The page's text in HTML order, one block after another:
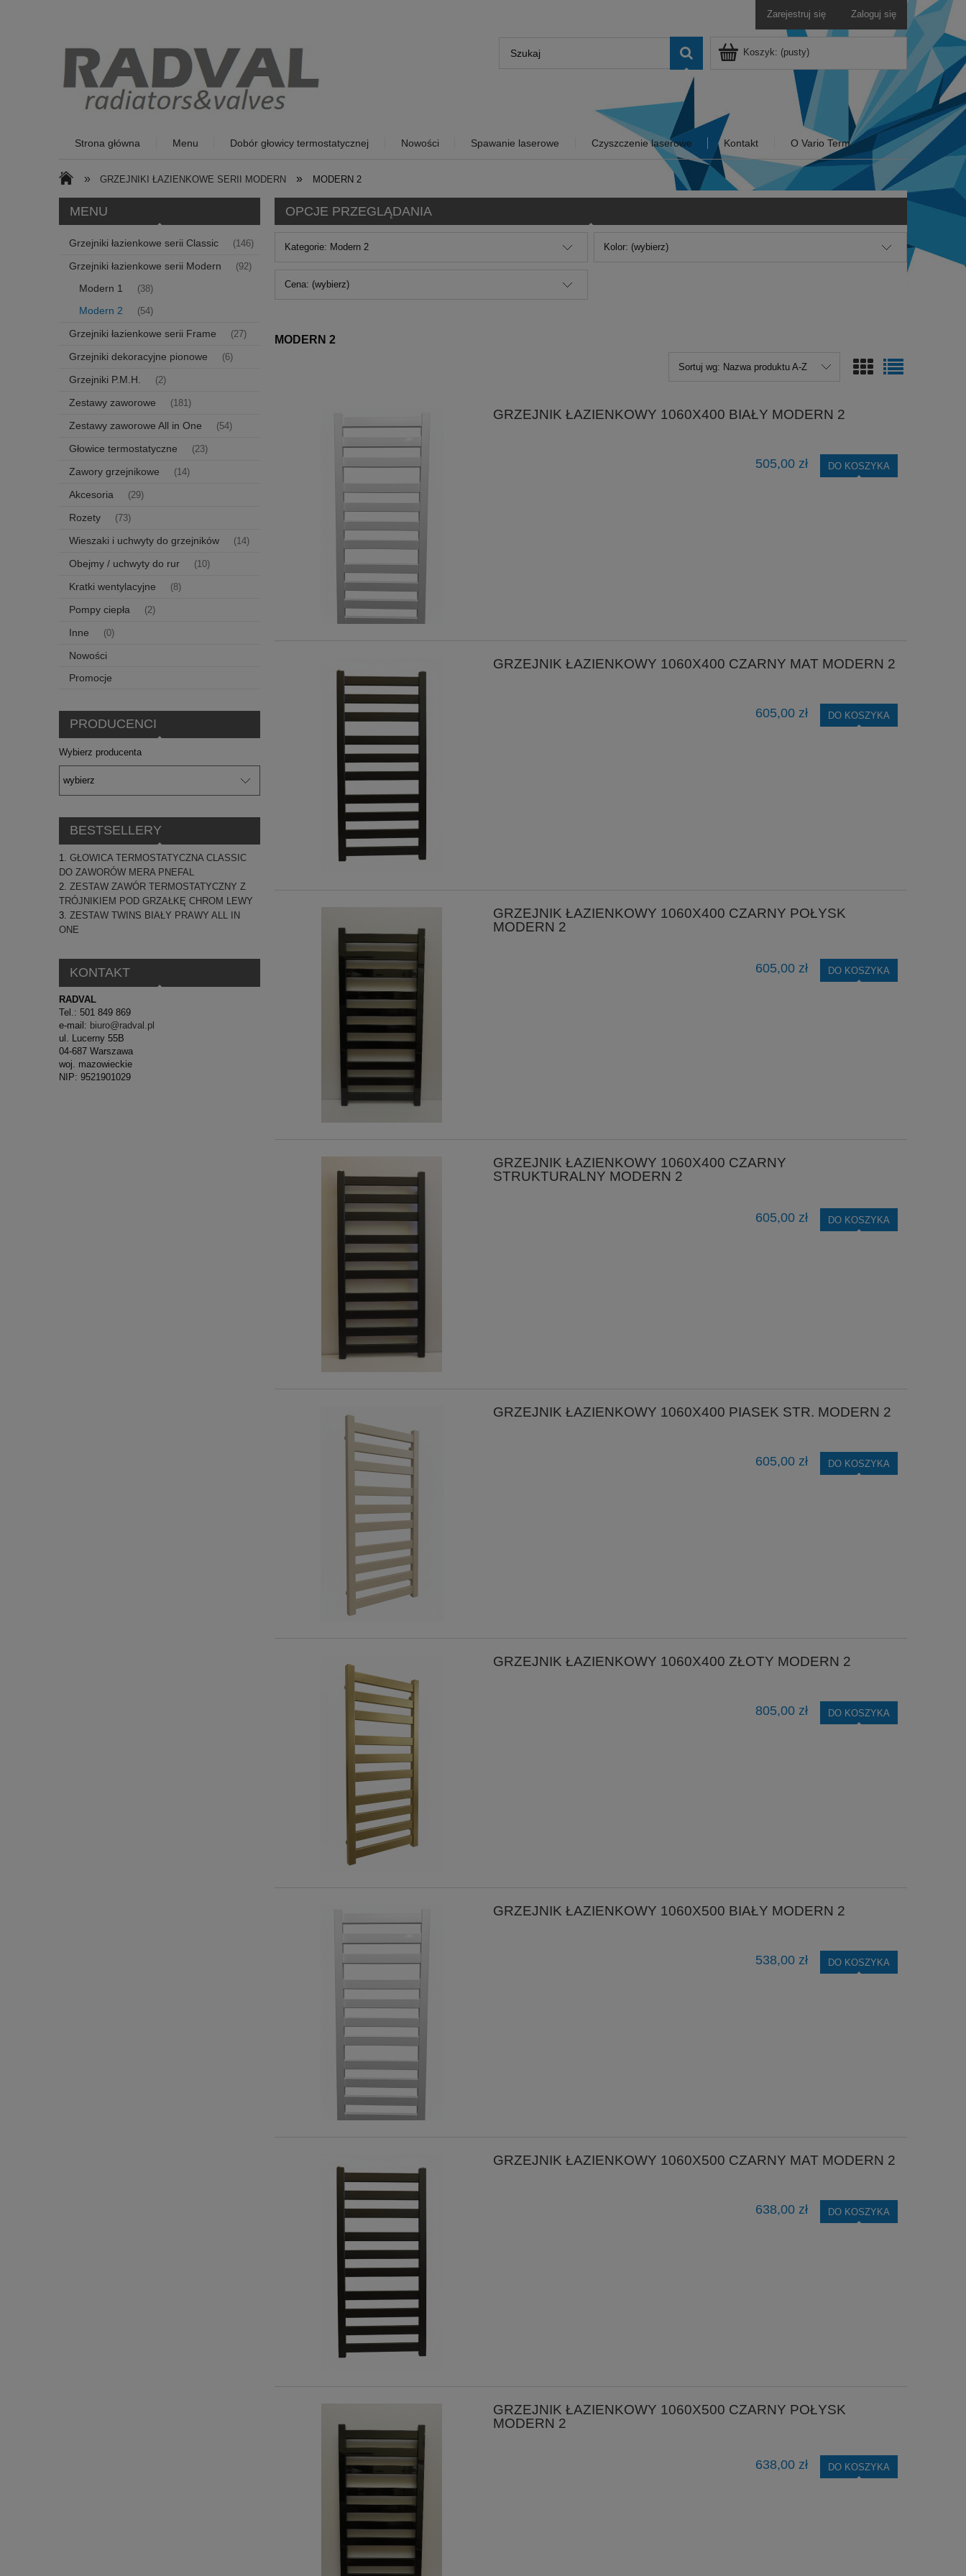
Zarejestruj się Zaloguj się
Koszyk: (pusty)
Strona główna Menu Dobór głowicy termostatycznej Nowości Spawanie laserowe Czyszczenie laserowe Kontakt O Vario Term
» GRZEJNIKI ŁAZIENKOWE SERII MODERN » MODERN 2
MENU
Grzejniki łazienkowe serii Classic (146)
Grzejniki łazienkowe serii Modern (92)
Modern 1 (38)
Modern 2 (54)
Grzejniki łazienkowe serii Frame (27)
Grzejniki dekoracyjne pionowe (6)
Grzejniki P.M.H. (2)
Zestawy zaworowe (181)
Zestawy zaworowe All in One (54)
Głowice termostatyczne (23)
Zawory grzejnikowe (14)
Akcesoria (29)
Rozety (73)
Wieszaki i uchwyty do grzejników (14)
Obejmy / uchwyty do rur (10)
Kratki wentylacyjne (8)
Pompy ciepła (2)
Inne (0)
Nowości
Promocje
PRODUCENCI
Wybierz producenta
BESTSELLERY
GŁOWICA TERMOSTATYCZNA CLASSIC
DO ZAWORÓW MERA PNEFAL
ZESTAW ZAWÓR TERMOSTATYCZNY Z
TRÓJNIKIEM POD GRZAŁKĘ CHROM LEWY
ZESTAW TWINS BIAŁY PRAWY ALL IN
ONE
KONTAKT
RADVAL
Tel.: 501 849 869
e-mail: biuro@radval.pl
ul. Lucerny 55B
04-687 Warszawa
woj. mazowieckie
NIP: 9521901029
OPCJE PRZEGLĄDANIA
Kategorie: Modern 2 Kolor: (wybierz)
Cena: (wybierz)
MODERN 2
Sortuj wg: Nazwa produktu A-Z
GRZEJNIK ŁAZIENKOWY 1060X400 BIAŁY MODERN 2
505,00 zł DO KOSZYKA
GRZEJNIK ŁAZIENKOWY 1060X400 CZARNY MAT MODERN 2
605,00 zł DO KOSZYKA
GRZEJNIK ŁAZIENKOWY 1060X400 CZARNY POŁYSK
MODERN 2
605,00 zł DO KOSZYKA
GRZEJNIK ŁAZIENKOWY 1060X400 CZARNY
STRUKTURALNY MODERN 2
605,00 zł DO KOSZYKA
GRZEJNIK ŁAZIENKOWY 1060X400 PIASEK STR. MODERN 2
605,00 zł DO KOSZYKA
GRZEJNIK ŁAZIENKOWY 1060X400 ZŁOTY MODERN 2
805,00 zł DO KOSZYKA
GRZEJNIK ŁAZIENKOWY 1060X500 BIAŁY MODERN 2
538,00 zł DO KOSZYKA
GRZEJNIK ŁAZIENKOWY 1060X500 CZARNY MAT MODERN 2
638,00 zł DO KOSZYKA
GRZEJNIK ŁAZIENKOWY 1060X500 CZARNY POŁYSK
MODERN 2
638,00 zł DO KOSZYKA